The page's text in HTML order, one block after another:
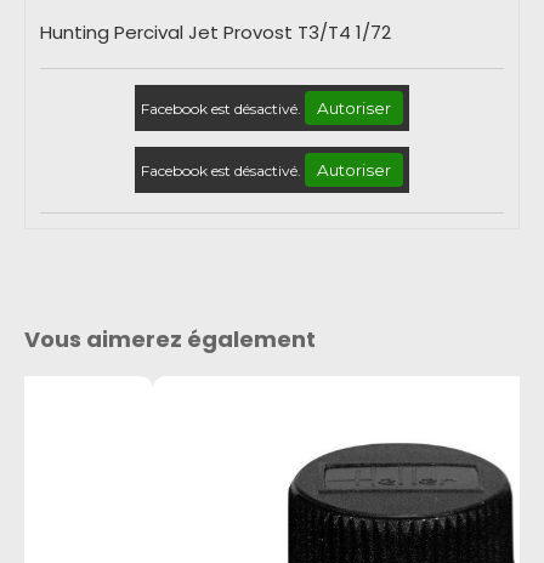
Hunting Percival Jet Provost T3/T4 1/72
Facebook est désactivé. Autoriser
Facebook est désactivé. Autoriser
Vous aimerez également